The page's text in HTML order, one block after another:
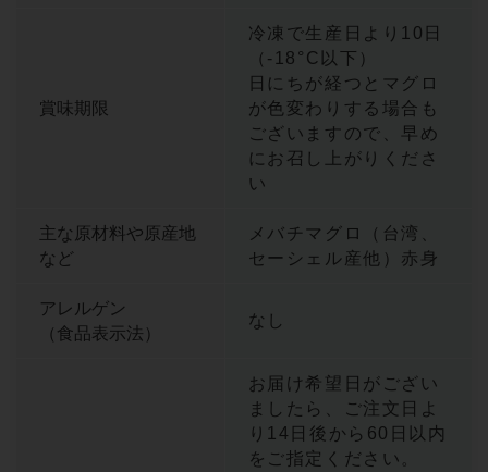
賞味期限
冷凍で生産日より10日
（-18°C以下）
日にちが経つとマグロ
が色変わりする場合も
ございますので、早め
にお召し上がりくださ
い
主な原材料や原産地
など
メバチマグロ（台湾、
セーシェル産他）赤身
アレルゲン
（食品表示法）
なし
お届け希望日がござい
ましたら、ご注文日よ
り14日後から60日以内
をご指定ください。